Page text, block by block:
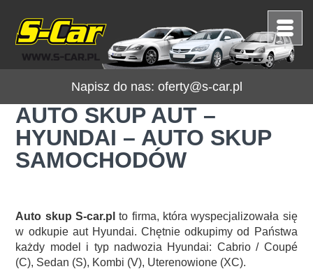
Napisz do nas: oferty@s-car.pl
AUTO SKUP AUT –
HYUNDAI – AUTO SKUP
SAMOCHODÓW
Auto skup S-car.pl to firma, która wyspecjalizowała się
w odkupie aut Hyundai. Chętnie odkupimy od Państwa
każdy model i typ nadwozia Hyundai: Cabrio / Coupé
(C), Sedan (S), Kombi (V), Uterenowione (XC).